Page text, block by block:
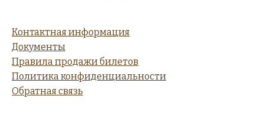
Контактная информация
Документы
Правила продажи билетов
Политика конфиденциальности
Обратная связь